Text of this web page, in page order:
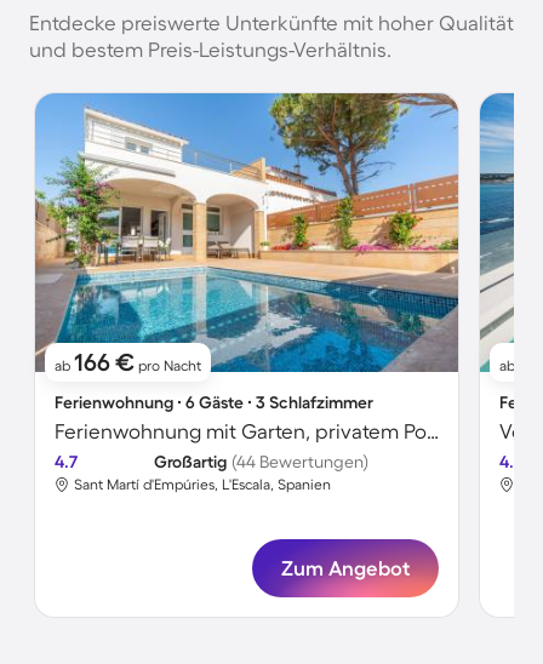
Entdecke preiswerte Unterkünfte mit hoher Qualität
und bestem Preis-Leistungs-Verhältnis.
ab 166 € pro Nacht
Ferienwohnung ∙ 6 Gäste ∙ 3 Schlafzimmer
Ferienwohnung mit Garten, privatem Pool und Terrasse | Bergblick | Neben dem Strand | Haustiere sind willkommen
4.7 Großartig (44 Bewertungen)
Sant Martí d'Empúries, L'Escala, Spanien
Zum Angebot
ab
4.7